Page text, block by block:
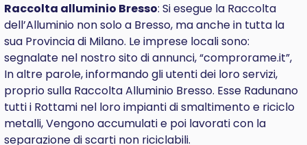
Raccolta alluminio Bresso: Si esegue la Raccolta
dell’Alluminio non solo a Bresso, ma anche in tutta la
sua Provincia di Milano. Le imprese locali sono:
segnalate nel nostro sito di annunci, “comprorame.it”,
In altre parole, informando gli utenti dei loro servizi,
proprio sulla Raccolta Alluminio Bresso. Esse Radunano
tutti i Rottami nel loro impianti di smaltimento e riciclo
metalli, Vengono accumulati e poi lavorati con la
separazione di scarti non riciclabili.